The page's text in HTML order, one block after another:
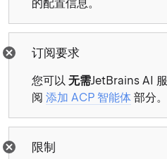
的配置信息。
订阅
您可以无需JetBrains AI
阅添加 ACP 智能体 部分。
限制